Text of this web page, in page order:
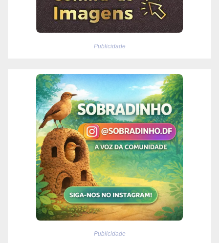
Publicidade
Publicidade